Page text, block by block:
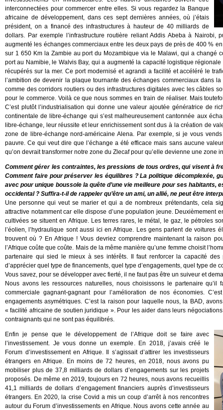
interconnectées pour commercer entre elles. Si vous regardez la Banque
africaine de développement, dans ces sept dernières années, où j’étais
président, on a financé des infrastructures à hauteur de 40 milliards de
dollars. Par exemple l’infrastructure routière reliant Addis Abeba à
augmenté les échanges commerciaux entre les deux pays de près de 400 %
sur 1 650 Km la Zambie au port du Mozambique via le Malawi, qui a changé
port au Namibie, le Walvis Bay, qui a augmenté la capacité logistique
récupérés sur la mer. Ce port modernisé et agrandi a facilité et accéléré le
l’ambition de devenir la plaque tournante des échanges commerciaux dans
comme des corridors routiers ou des infrastructures digitales avec les câbles
pour le commerce. Voilà ce que nous sommes en train de réaliser. Mais
C’est plutôt l’industrialisation qui donne une valeur ajoutée génératrice de
continentale de libre-échange qui s’est malheureusement cantonnée aux
libre-échange, leur réussite et leur enrichissement sont dus à la création de
zone de libre-échange nord-américaine Alena. Par exemple, si je vous
pauvre. Ce qui veut dire que l’échange a été efficace mais sans aucune
qu’on devrait transformer notre zone du Zlecaf pour qu’elle devienne une
Comment gérer les contraintes, les pressions de tous ordres, qui visent à
Comment faire pour préserver les équilibres ? La politique décomplexée,
avec pour unique boussole la quête d’une vie meilleure pour ses
occidental ? Suffira-t-il de rappeler qu’être un ami, un allié, ne peut être
Une personne qui veut se marier et qui a de nombreux prétendants, cela
attractive notamment car elle dispose d’une population jeune. Deuxièmement
cultivées se situent en Afrique. Les terres rares, le métal, le gaz, le pétroles
l’éolien, l’hydraulique sont aussi ici en Afrique. Les gens parlent de
trouvent où ? En Afrique ! Vous devriez comprendre maintenant la raison
l’Afrique coûte que coûte. Mais de la même manière qu’une femme choisit
partenaire qui sied le mieux à ses intérêts. Il faut renforcer la capacité
d’apprécier quel type de financements, quel type d’engagements, quel type de
Vous savez, pour se développer avec fierté, il ne faut pas être un suiveur et
Nous avons les ressources naturelles, nous choisissons le partenaire
commerciale gagnant-gagnant pour l’amélioration de nos économies.
engagements asymétriques. C’est la raison pour laquelle nous, la BAD,
« facilité africaine de soutien juridique ». Pour les aider dans leurs
contraignants qui ne sont pas équilibrés.
Enfin je pense que le développement de l’Afrique doit se faire avec
l’investissement. Je vous donne un exemple. En 2018, j’avais créé le
Forum d’investissement en Afrique. Il s’agissait d’attirer les investisseurs
étrangers en Afrique. En moins de 72 heures, en 2018, nous avons pu
mobiliser plus de 37,8 milliards de dollars d’engagements sur les projets
proposés. De même en 2019, toujours en 72 heures, nous avons recueillis
41,1 milliards de dollars d’engagement financiers auprès d’investisseurs
étrangers. En 2020, la crise Covid a mis un coup d’arrêt à nos rencontres
autour du Forum d’investissements en Afrique. Nous avons cette année au